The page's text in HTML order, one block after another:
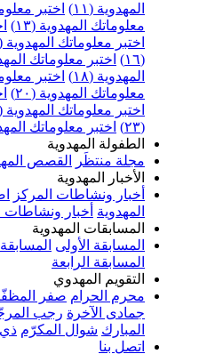
اختبر معلوماتك المهدوية (١٢)
المهدوية (١٣)
اختبر معلوماتك
معلوماتك المهدوية (١٥)
اختبر
اختبر معلوماتك المهدوية (١٧)
اختبر معلوماتك المهدوية (١٩)
المهدوية (٢٠)
اختبر معلوماتك
معلوماتك المهدوية (٢٢)
اختبر
اختبر معلوماتك المهدوية (٢٤)
المهدوية
منتظَر
القصص المهدوية الأناشيد
المهدوية
ونشاطات المركز اصدارات المركز
أخبار ونشاطات مهدوية
المهدوية
الأولى المسابقة الثانية
الرابعة
المهدوي
الحرام
صفر المظفّر ربيع الأول
رجب المرجّب شعبان
شوال المكرّم ذي القعدة ذي